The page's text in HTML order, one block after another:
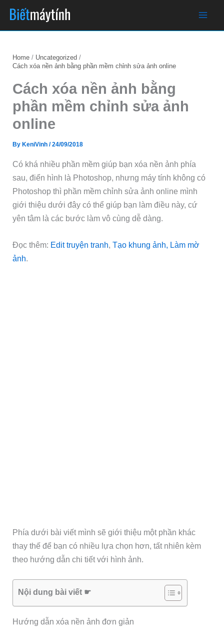
content
Home
Uncategorized
Cách xóa nền ảnh bằng phần mềm chỉnh sửa ảnh online
Cách xóa nền ảnh bằng
phần mềm chỉnh sửa ảnh
online
By KeniVinh/24/09/2018
Có khá nhiều phần mềm giúp bạn xóa nền ảnh phía
sau, điển hình là Photoshop, nhưng máy tính không có
Photoshop thì phần mềm chỉnh sửa ảnh online mình
giới thiệu dưới đây có thể giúp bạn làm điều này, cứ
yên tâm là các bước làm vô cùng dễ dàng.
Đọc thêm: Edit truyện tranh,Tạo khung ảnh, Làm mờ
ảnh.
Phía dưới bài viết mình sẽ giới thiệu một phần khác
thay thế để bạn có nhiều lựa chọn hơn, tất nhiên kèm
theo hướng dẫn chi tiết với hình ảnh.
Nội dung bài viết ☛
Hướng dẫn xóa nền ảnh đơn giản